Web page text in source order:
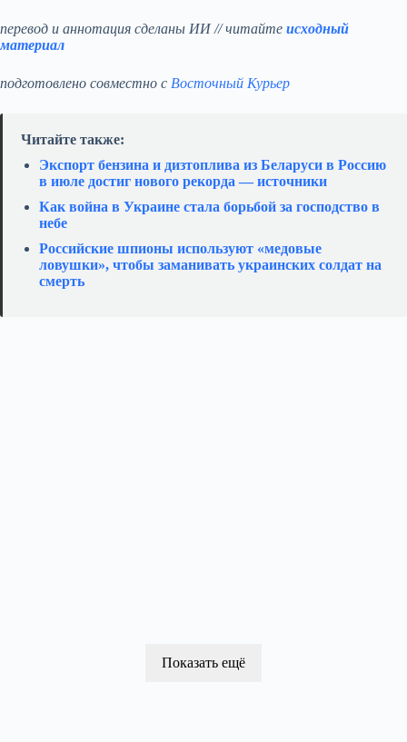
перевод и аннотация сделаны ИИ // читайте исходный
материал
подготовлено совместно с Восточный Курьер
Читайте также:
Экспорт бензина и дизтоплива из Беларуси в Россию
в июле достиг нового рекорда — источники
Как война в Украине стала борьбой за господство в
небе
Российские шпионы используют «медовые
ловушки», чтобы заманивать украинских солдат на
смерть
Показать ещё